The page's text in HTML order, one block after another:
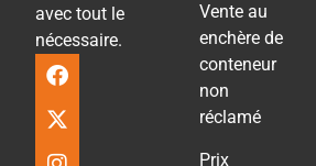
avec tout le
nécessaire.
Vente au
enchère de
conteneur
non
réclamé
Prix